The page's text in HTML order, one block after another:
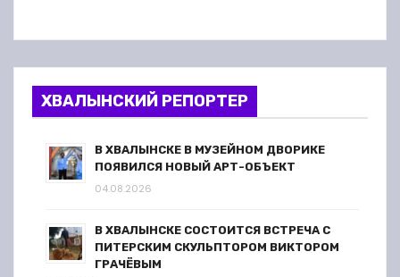
ХВАЛЫНСКИЙ РЕПОРТЕР
В ХВАЛЫНСКЕ В МУЗЕЙНОМ ДВОРИКЕ
ПОЯВИЛСЯ НОВЫЙ АРТ-ОБЪЕКТ
04.08.2026
В ХВАЛЫНСКЕ СОСТОИТСЯ ВСТРЕЧА С
ПИТЕРСКИМ СКУЛЬПТОРОМ ВИКТОРОМ
ГРАЧЁВЫМ